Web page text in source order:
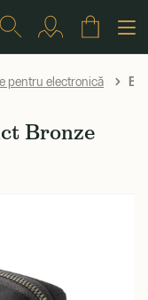
pentru electronică
Bronze